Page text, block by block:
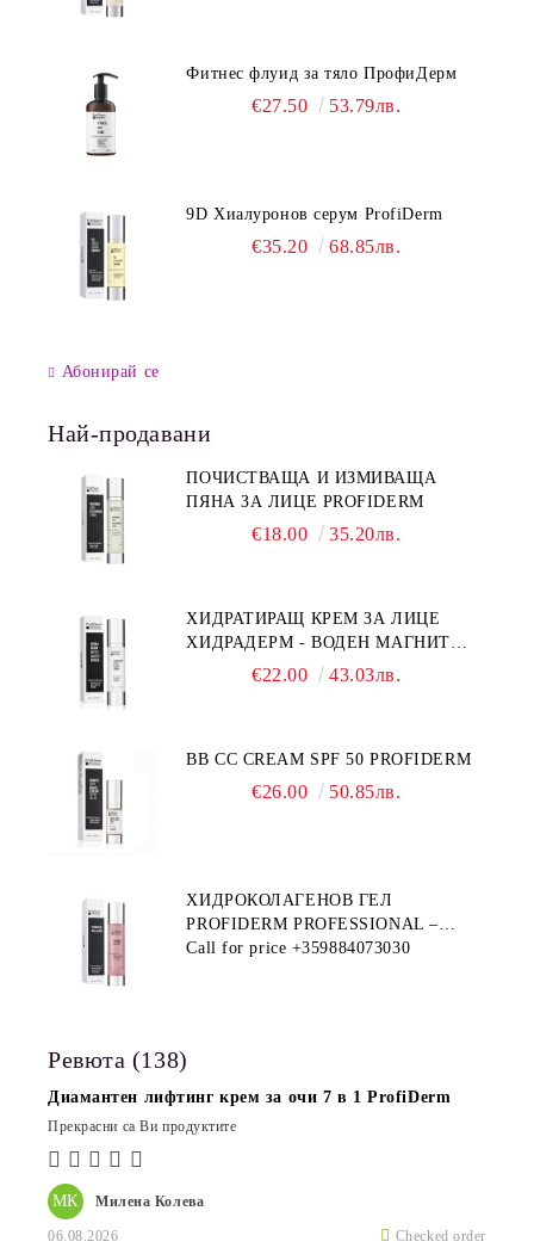
Фитнес флуид за тяло ПрофиДерм
€27.50 53.79лв.
9D Хиалуронов серум ProfiDerm
€35.20 68.85лв.
Абонирай се
Най-продавани
ПОЧИСТВАЩА И ИЗМИВАЩА
ПЯНА ЗА ЛИЦЕ PROFIDERM
€18.00 35.20лв.
ХИДРАТИРАЩ КРЕМ ЗА ЛИЦЕ
ХИДРАДЕРМ - ВОДЕН МАГНИТ
PROFIDERM€22.00 43.03лв.
BB CC CREAM SPF 50 PROFIDERM
€26.00 50.85лв.
ХИДРОКОЛАГЕНОВ ГЕЛ
PROFIDERM PROFESSIONAL –
ПРОДУКТ ЗА ДЪЛБОКА
Call for price +359884073030
Ревюта (138)
МК Милена Колева
06.08.2026 Checked order
Диамантен лифтинг крем за очи 7 в 1 ProfiDerm
Прекрасни са Ви продуктите